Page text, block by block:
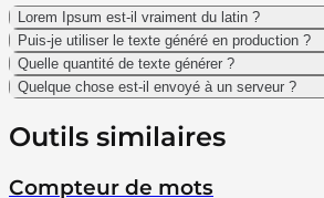
Lorem Ipsum est-il vraiment du latin ?
Puis-je utiliser le texte généré en production ?
Quelle quantité de texte générer ?
Quelque chose est-il envoyé à un serveur ?
Outils similaires
Compteur de mots